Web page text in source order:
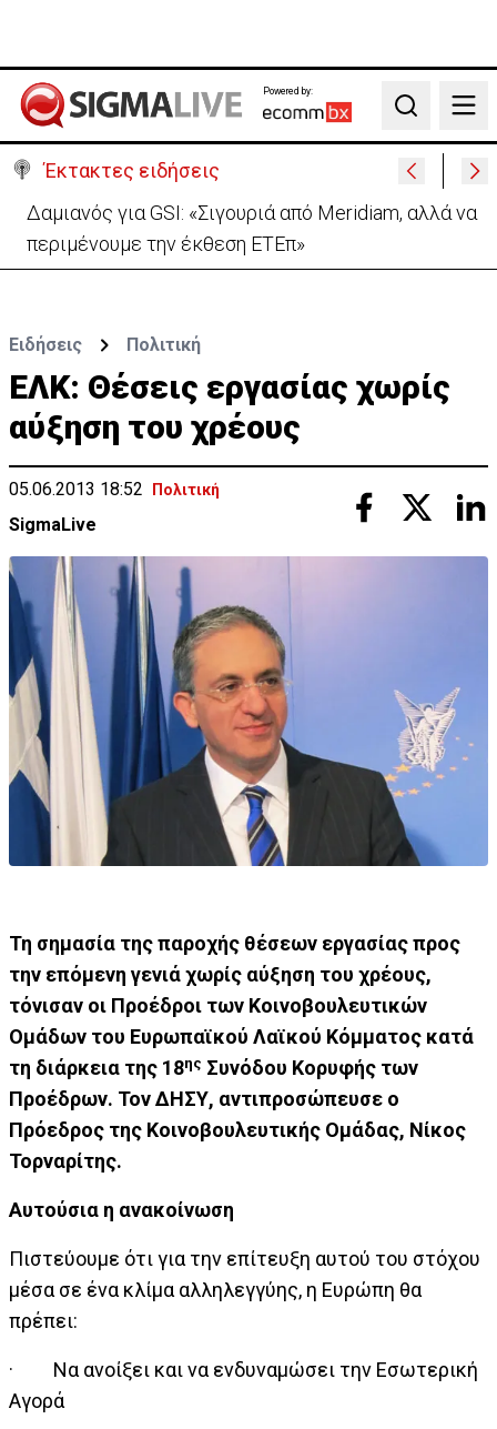
Powered by:
Search
Έκτακτες ειδήσεις
Μαθητής στην Ταϊλάνδη άνοιξε πυρ μέσα σε
σχολείο και αυτοκτόνησε - Δύο νεκροί
Ειδήσεις Πολιτική
ΕΛΚ: Θέσεις εργασίας χωρίς
αύξηση του χρέους
05.06.2013 18:52 Πολιτική
SigmaLive
Τη σημασία της παροχής θέσεων εργασίας προς
την επόμενη γενιά χωρίς αύξηση του χρέους,
τόνισαν οι Προέδροι των Κοινοβουλευτικών
Ομάδων του Ευρωπαϊκού Λαϊκού Κόμματος κατά
τη διάρκεια της 18ης Συνόδου Κορυφής των
Προέδρων. Τον ΔΗΣΥ, αντιπροσώπευσε ο
Πρόεδρος της Κοινοβουλευτικής Ομάδας, Νίκος
Τορναρίτης.
Αυτούσια η ανακοίνωση
Πιστεύουμε ότι για την επίτευξη αυτού του στόχου
μέσα σε ένα κλίμα αλληλεγγύης, η Ευρώπη θα
πρέπει:
· Να ανοίξει και να ενδυναμώσει την Εσωτερική
Αγορά